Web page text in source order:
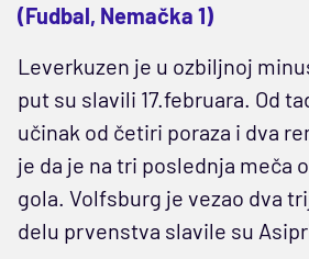
(Fudbal, Nemačka 1)
Leverkuzen je u ozbiljnoj
put su slavili 17.februara. Od
učinak od četiri poraza i dva
je da je na tri poslednja meča
gola. Volfsburg je vezao dva
delu prvenstva slavile su